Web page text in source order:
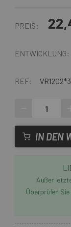
PREIS:
ENTWICKLUNG:
REF:
IN DEN
Außer
Überprüfen